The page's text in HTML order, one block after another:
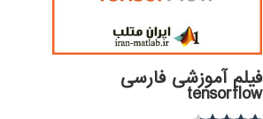
فیلم آموزشی فارسی
tensorflow